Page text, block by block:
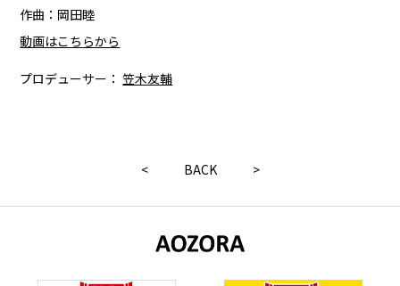
作曲：岡田睦
動画はこちらから
プロデューサー：笠木友輔
< BACK >